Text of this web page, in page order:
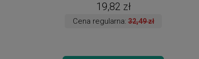
19,82 zł
Cena regularna:32,49 zł